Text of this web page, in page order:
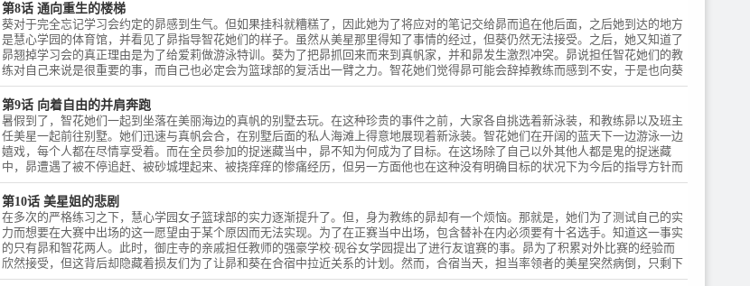
第8话 通向重生的楼梯
葵对于完全忘记学习会约定的昴感到生气。但如果挂科就糟糕了，因此她为了将应对的笔记交给昴而追在他后面，之后她到达的地方
是慧心学园的体育馆，并看见了昴指导智花她们的样子。虽然从美星那里得知了事情的经过，但葵仍然无法接受。之后，她又知道了
昴翘掉学习会的真正理由是为了给爱莉做游泳特训。葵为了把昴抓回来而来到真帆家，并和昴发生激烈冲突。昴说担任智花她们的教
练对自己来说是很重要的事，而自己也必定会为篮球部的复活出一臂之力。智花她们觉得昴可能会辞掉教练而感到不安，于是也向葵
恳求说他是必不可少的。面对智花她们的请求，葵提出要进行一场以昴作为赌注的比赛。
第9话 向着自由的并肩奔跑
暑假到了，智花她们一起到坐落在美丽海边的真帆的别墅去玩。在这种珍贵的事件之前，大家各自挑选着新泳装，和教练昴以及班主
任美星一起前往别墅。她们迅速与真帆会合，在别墅后面的私人海滩上得意地展现着新泳装。智花她们在开阔的蓝天下一边游泳一边
嬉戏，每个人都在尽情享受着。而在全员参加的捉迷藏当中，昴不知为何成为了目标。在这场除了自己以外其他人都是鬼的捉迷藏
中，昴遭遇了被不停追赶、被砂城埋起来、被挠痒痒的惨痛经历，但另一方面他也在这种没有明确目标的状况下为今后的指导方针而
烦恼着。这时，担心着日向的妹妹花月为了带她回家而拜访了别墅。
第10话 美星姐的悲剧
在多次的严格练习之下，慧心学园女子篮球部的实力逐渐提升了。但，身为教练的昴却有一个烦恼。那就是，她们为了测试自己的实
力而想要在大赛中出场的这一愿望由于某个原因而无法实现。为了在正赛当中出场，包含替补在内必须要有十名选手。知道这一事实
的只有昴和智花两人。此时，御庄寺的亲戚担任教师的强豪学校·砚谷女学园提出了进行友谊赛的事。昴为了积累对外比赛的经验而
欣然接受，但这背后却隐藏着损友们为了让昴和葵在合宿中拉近关系的计划。然而，合宿当天，担当率领者的美星突然病倒，只剩下
昴他们单独前往砚谷。